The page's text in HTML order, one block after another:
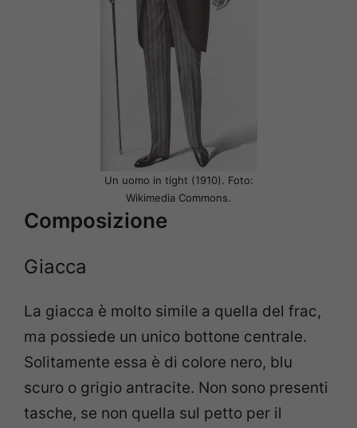
Un uomo in tight (1910). Foto:
Wikimedia Commons.
Composizione
Giacca
La giacca è molto simile a quella del frac,
ma possiede un unico bottone centrale.
Solitamente essa è di colore nero, blu
scuro o grigio antracite. Non sono presenti
tasche, se non quella sul petto per il